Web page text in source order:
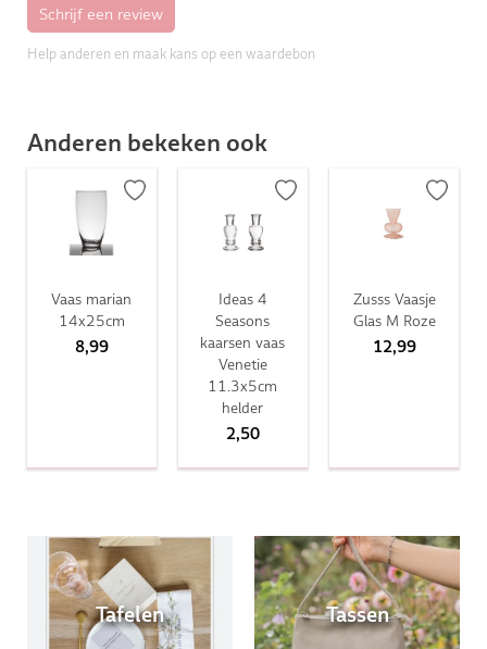
Help anderen en maak kans op een waardebon
Anderen bekeken ook
Vaas marian
14x25cm
8,99
Ideas 4
Seasons
kaarsen vaas
Venetie
11.3x5cm
helder
2,50
Zusss Vaasje
Glas M Roze
12,99
Tafelen Tassen